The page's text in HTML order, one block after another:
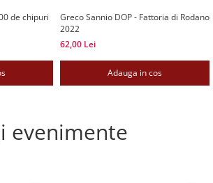
de chipuri
Greco Sannio DOP - Fattoria di Rodano
2022
62,00 Lei
Adauga in cos
evenimente